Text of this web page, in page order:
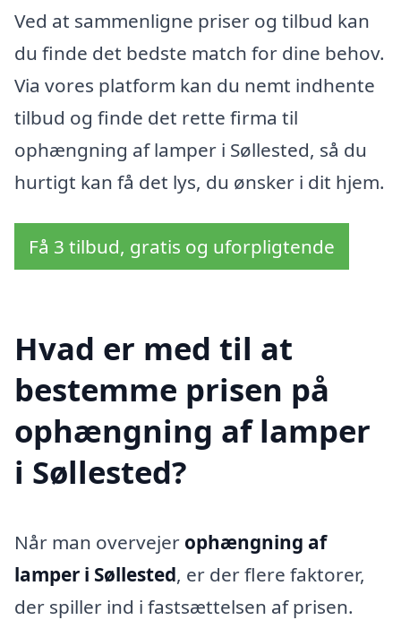
Ved at sammenligne priser og tilbud kan
du finde det bedste match for dine behov.
Via vores platform kan du nemt indhente
tilbud og finde det rette firma til
ophængning af lamper i Søllested, så du
hurtigt kan få det lys, du ønsker i dit hjem.
Få 3 tilbud, gratis og uforpligtende
Hvad er med til at
bestemme prisen på
ophængning af lamper
i Søllested?
Når man overvejer ophængning af
lamper i Søllested, er der flere faktorer,
der spiller ind i fastsættelsen af prisen.